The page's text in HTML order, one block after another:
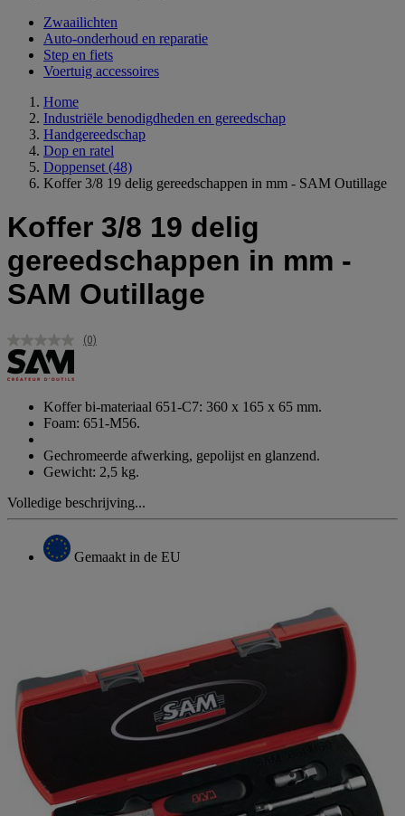
Zwaailichten
Auto-onderhoud en reparatie
Step en fiets
Voertuig accessoires
Home
Industriële benodigdheden en gereedschap
Handgereedschap
Dop en ratel
Doppenset (48)
Koffer 3/8 19 delig gereedschappen in mm - SAM Outillage
Koffer 3/8 19 delig
gereedschappen in mm -
SAM Outillage
Geen
(0)
Koffer bi-materiaal 651-C7: 360 x 165 x 65 mm.
Foam: 651-M56.
Gechromeerde afwerking, gepolijst en glanzend.
Gewicht: 2,5 kg.
Volledige beschrijving...
Gemaakt in de EU